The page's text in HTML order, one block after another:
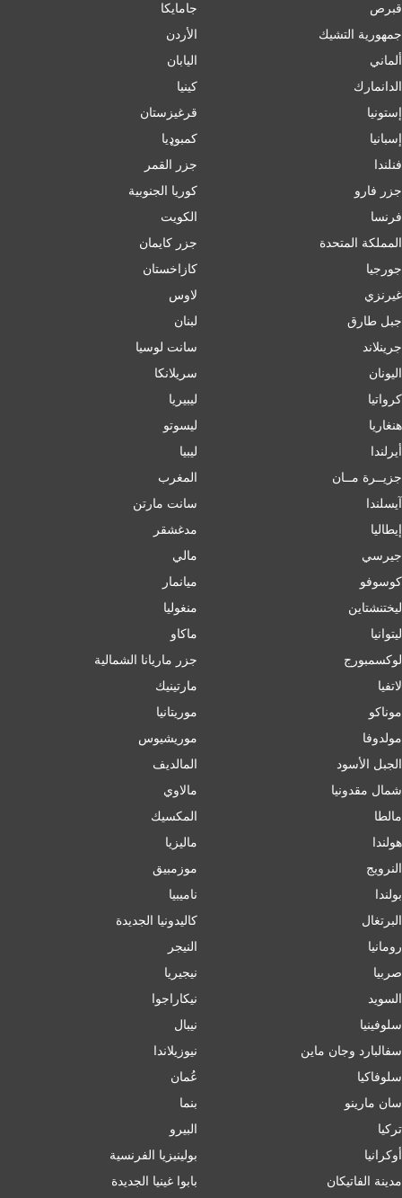
قبرص
جمهورية التشيك
ألماني
الدانمارك
إستونيا
إسبانيا
فنلندا
جزر فارو
فرنسا
المملكة المتحدة
جورجيا
غيرنزي
جبل طارق
جرينلاند
اليونان
كرواتيا
هنغاريا
أيرلندا
جزيــرة مــان
آيسلندا
إﯾﻄﺎﻟﯿﺎ
جيرسي
كوسوفو
ليختنشتاين
ليتوانيا
لوكسمبورج
لاتفيا
موناكو
مولدوفا
الجبل الأسود
شمال مقدونيا
مالطا
هولندا
النرويج
بولندا
البرتغال
رومانيا
صربيا
السويد
سلوفينيا
سفالبارد وجان ماين
سلوفاكيا
سان مارينو
تركيا
أوكرانيا
مدينة الفاتيكان
جامايكا
الأردن
اليابان
كينيا
قرغيزستان
کمبوډیا
جزر القمر
كوريا الجنوبية
الكويت
جزر كايمان
كازاخستان
لاوس
لبنان
سانت لوسيا
سريلانكا
ليبيريا
ليسوتو
ليبيا
المغرب
سانت مارتن
مدغشقر
مالي
ميانمار
منغوليا
ماكاو
جزر ماريانا الشمالية
مارتينيك
موريتانيا
موريشيوس
المالديف
مالاوي
المكسيك
ماليزيا
موزمبيق
ناميبيا
كاليدونيا الجديدة
النيجر
نيجيريا
نيكاراجوا
نيبال
نيوزيلاندا
عُمان
بنما
البيرو
بولينيزيا الفرنسية
بابوا غينيا الجديدة